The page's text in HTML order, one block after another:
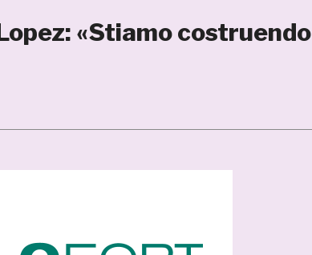
«Stiamo costruendo